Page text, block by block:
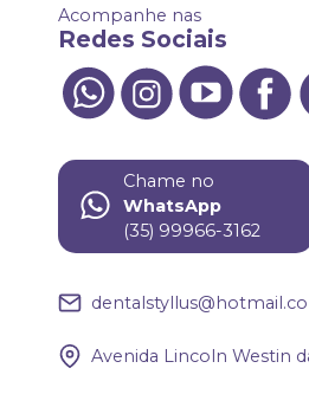
Acompanhe nas
Redes Sociais
Chame no
WhatsApp
(35) 99966-3162
Avenida Lincoln Westin